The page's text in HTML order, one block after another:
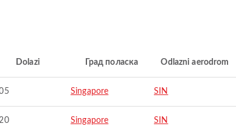
Dolazi Град поласка Odlazni aerodrom
Singapore SIN
Singapore SIN